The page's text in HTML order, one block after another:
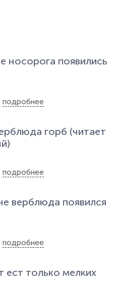
носорога появились
подробнее
горб (читает
подробнее
верблюда появился
подробнее
ест только мелких